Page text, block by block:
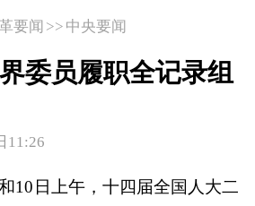
要闻 >> 中央要闻
委员履职全记录组
10日上午，十四届全国人大二